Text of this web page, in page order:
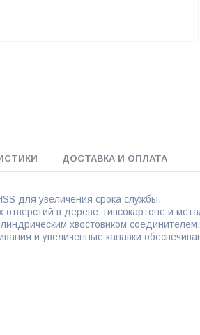
ДОСТАВКА И ОПЛАТА
для увеличения срока службы.
отверстий в дереве, гипсокартоне и
хвостовиком
и увеличенные канавки